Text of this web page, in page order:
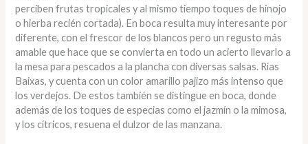
perciben frutas tropicales y al mismo tiempo toques de hinojo
o hierba recién cortada). En boca resulta muy interesante por
diferente, con el frescor de los blancos pero un regusto más
amable que hace que se convierta en todo un acierto llevarlo a
la mesa para pescados a la plancha con diversas salsas. Rías
Baixas, y cuenta con un color amarillo pajizo más intenso que
los verdejos. De estos también se distingue en boca, donde
además de los toques de especias como el jazmín o la mimosa,
y los cítricos, resuena el dulzor de las manzana.